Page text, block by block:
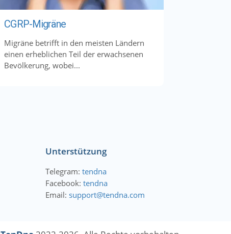
CGRP-Migräne
Migräne betrifft in den meisten Ländern
einen erheblichen Teil der erwachsenen
Bevölkerung, wobei...
Unterstützung
Telegram: tendna
Facebook: tendna
Email: support@tendna.com